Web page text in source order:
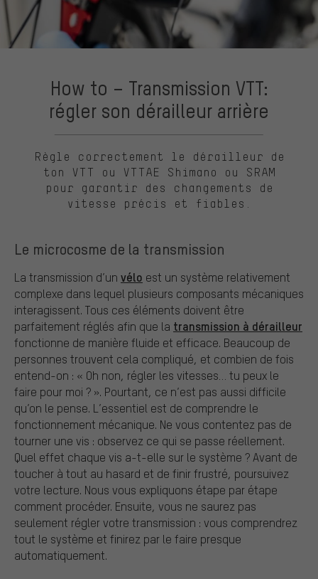
How to – Transmission VTT:
régler son dérailleur arrière
Règle correctement le dérailleur de
ton VTT ou VTTAE Shimano ou SRAM
pour garantir des changements de
vitesse précis et fiables.
Le microcosme de la transmission
La transmission d’un vélo est un système relativement
complexe dans lequel plusieurs composants mécaniques
interagissent. Tous ces éléments doivent être
parfaitement réglés afin que la transmission à dérailleur
fonctionne de manière fluide et efficace. Beaucoup de
personnes trouvent cela compliqué, et combien de fois
entend-on : « Oh non, régler les vitesses… tu peux le
faire pour moi ? ». Pourtant, ce n’est pas aussi difficile
qu’on le pense. L’essentiel est de comprendre le
fonctionnement mécanique. Ne vous contentez pas de
tourner une vis : observez ce qui se passe réellement.
Quel effet chaque vis a-t-elle sur le système ? Avant de
toucher à tout au hasard et de finir frustré, poursuivez
votre lecture. Nous vous expliquons étape par étape
comment procéder. Ensuite, vous ne saurez pas
seulement régler votre transmission : vous comprendrez
tout le système et finirez par le faire presque
automatiquement.